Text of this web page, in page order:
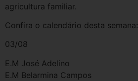
agricultura familiar.
Confira o calendário desta semana:
03/08
E.M José Adelino
E.M Belarmina Campos